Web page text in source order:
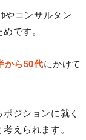
やコンサルタン
です。
から50代にかけて
ジションに就く
えられます。